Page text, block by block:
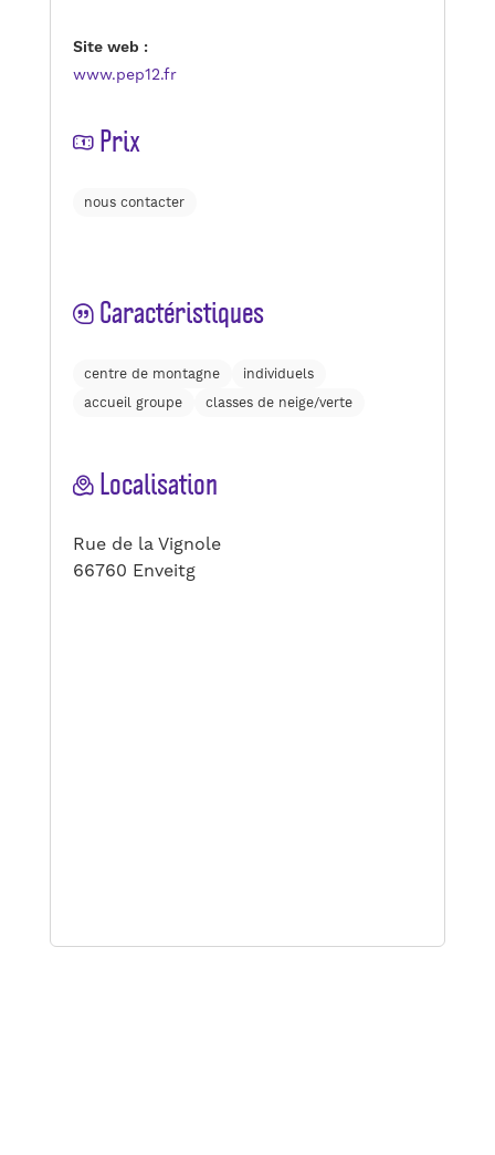
Site web :
www.pep12.fr
Prix
nous contacter
Caractéristiques
centre de montagne
individuels
accueil groupe
classes de neige/verte
Localisation
Rue de la Vignole
66760 Enveitg